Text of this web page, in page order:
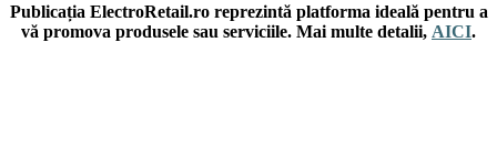
Publicația ElectroRetail.ro reprezintă platforma ideală pentru a
vă promova produsele sau serviciile. Mai multe detalii, AICI.